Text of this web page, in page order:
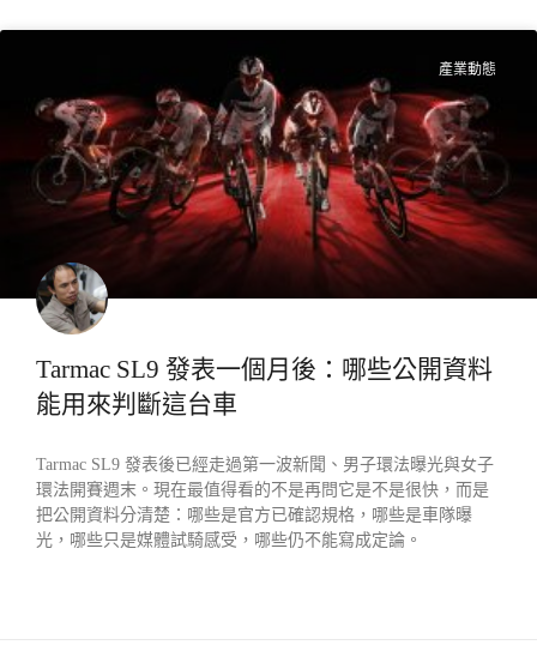
產業動態
Tarmac SL9 發表一個月後：哪些公開資料
能用來判斷這台車
Tarmac SL9 發表後已經走過第一波新聞、男子環法曝光與女子
環法開賽週末。現在最值得看的不是再問它是不是很快，而是
把公開資料分清楚：哪些是官方已確認規格，哪些是車隊曝
光，哪些只是媒體試騎感受，哪些仍不能寫成定論。